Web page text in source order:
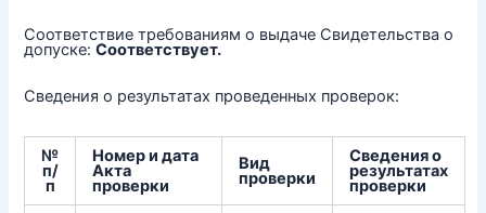
Соответствие требованиям о выдаче Свидетельства о
допуске:Соответствует.
Сведения о результатах проведенных проверок:
№
п/
п
Номер и дата
Акта
проверки
Вид
проверки
Сведения о
результатах
проверки